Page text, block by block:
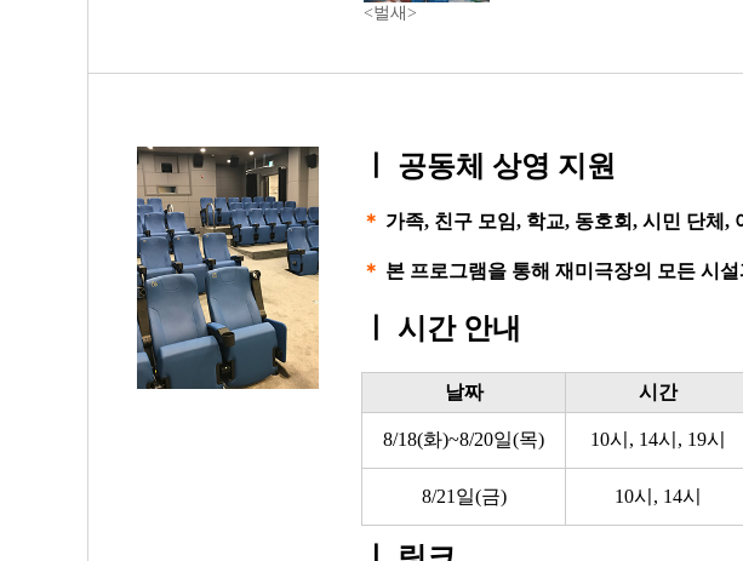
<벌새>
공동체 상영 지원
＊ 가족, 친구 모임, 학교, 동호회, 시민 단체
＊ 본 프로그램을 통해 재미극장의 모든 시
시간 안내
날짜 시간
8/18(화)~8/20일(목)
10시, 14시, 19시
8/21일(금)
10시, 14시